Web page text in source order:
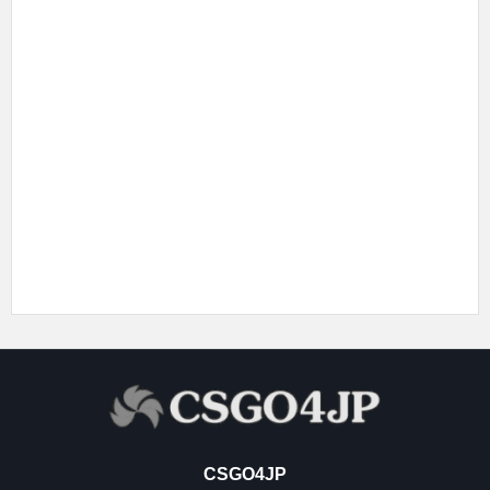
CSGO4JP